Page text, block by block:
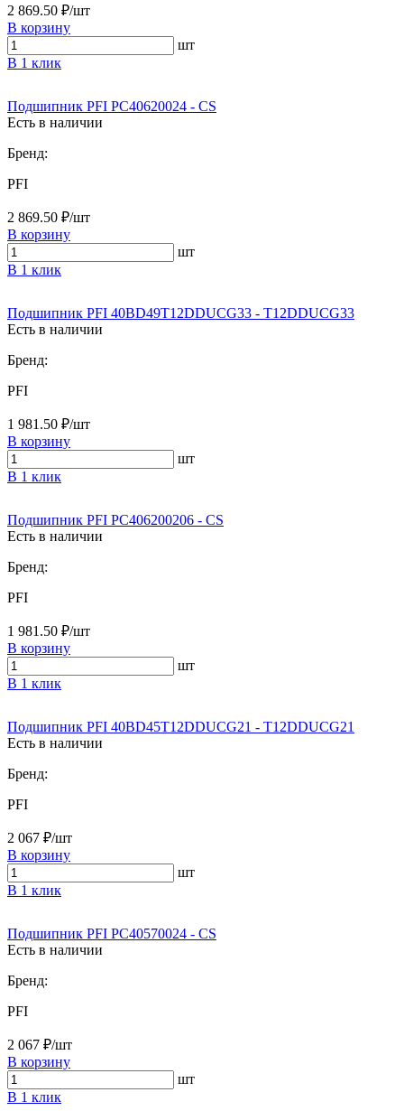
2 869.50 ₽/шт
В корзину
шт
В 1 клик
Подшипник PFI PC40620024 - CS
Есть в наличии
Бренд:
PFI
2 869.50 ₽/шт
В корзину
шт
В 1 клик
Подшипник PFI 40BD49T12DDUCG33 - T12DDUCG33
Есть в наличии
Бренд:
PFI
1 981.50 ₽/шт
В корзину
шт
В 1 клик
Подшипник PFI PC406200206 - CS
Есть в наличии
Бренд:
PFI
1 981.50 ₽/шт
В корзину
шт
В 1 клик
Подшипник PFI 40BD45T12DDUCG21 - T12DDUCG21
Есть в наличии
Бренд:
PFI
2 067 ₽/шт
В корзину
шт
В 1 клик
Подшипник PFI PC40570024 - CS
Есть в наличии
Бренд:
PFI
2 067 ₽/шт
В корзину
шт
В 1 клик